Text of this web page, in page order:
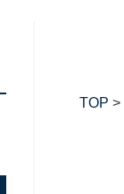
TOP >